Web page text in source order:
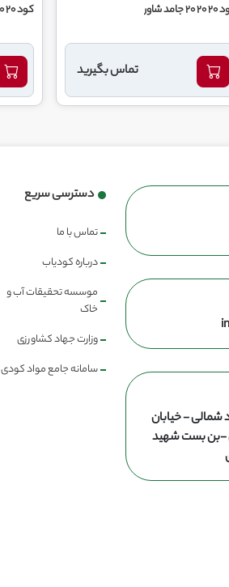
شاور
تماس بگیرید
کود 20 20 20 شاور
شمالی - خیابان
-بن بست شهید
دسترسی سریع
تماس با ما
درباره کودیاب
موسسه تحقیقات آب و
خاک
وزارت جهاد کشاورزی
سامانه جامع مواد کودی